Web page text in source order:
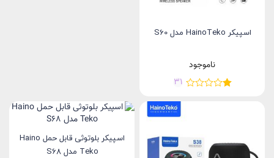
اسپیکر HainoTeko مدل S60
ناموجود
31
اسپیکر بلوتوثی قابل حمل Haino
Teko مدل S68